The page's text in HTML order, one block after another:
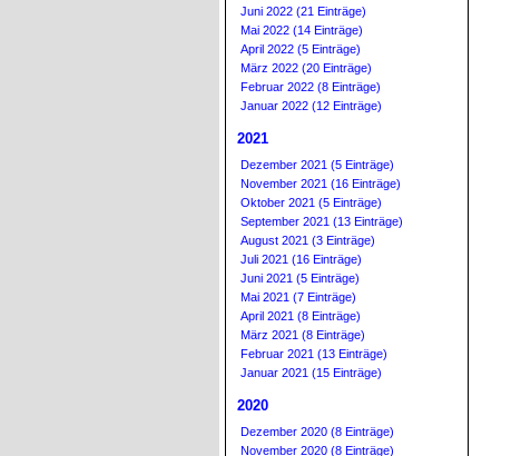
Juni 2022 (21 Einträge)
Mai 2022 (14 Einträge)
April 2022 (5 Einträge)
März 2022 (20 Einträge)
Februar 2022 (8 Einträge)
Januar 2022 (12 Einträge)
2021
Dezember 2021 (5 Einträge)
November 2021 (16 Einträge)
Oktober 2021 (5 Einträge)
September 2021 (13 Einträge)
August 2021 (3 Einträge)
Juli 2021 (16 Einträge)
Juni 2021 (5 Einträge)
Mai 2021 (7 Einträge)
April 2021 (8 Einträge)
März 2021 (8 Einträge)
Februar 2021 (13 Einträge)
Januar 2021 (15 Einträge)
2020
Dezember 2020 (8 Einträge)
November 2020 (8 Einträge)